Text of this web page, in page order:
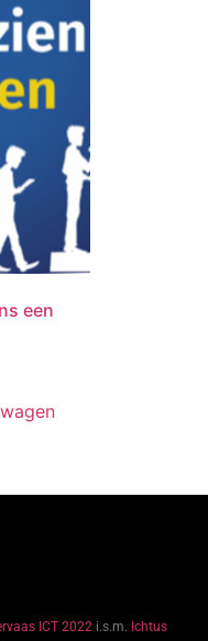
een
ICT 2022i.s.m. Ichtus